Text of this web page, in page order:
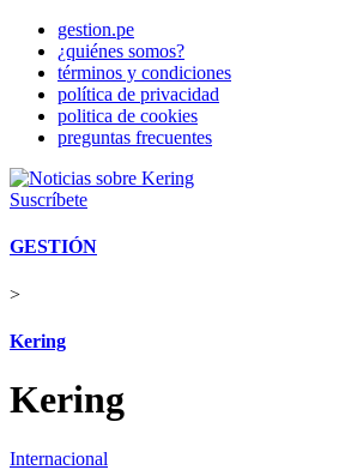
gestion.pe
¿quiénes somos?
términos y condiciones
política de privacidad
politica de cookies
preguntas frecuentes
Suscríbete
GESTIÓN
>
Kering
Kering
Internacional